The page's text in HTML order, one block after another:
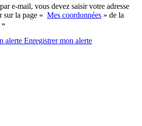
e-mail, vous devez saisir votre adresse
sur la page « Mes coordonnées » de la
alerte Enregistrermon alerte